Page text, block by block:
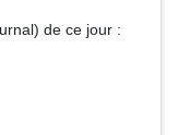
de ce jour :